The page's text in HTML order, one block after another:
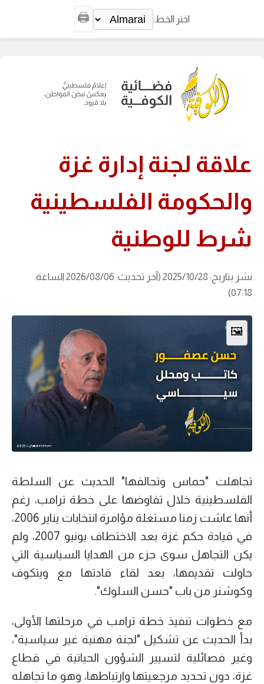
اختر الخط: 🖨️
علاقة لجنة إدارة غزة
والحكومة الفلسطينية
شرط للوطنية
نشر بتاريخ: 2025/10/28 (آخر تحديث: 2026/08/06 الساعة:
07:18)
🖼️
تجاهلت "حماس وتحالفها" الحديث عن السلطة
الفلسطينية خلال تفاوضها على خطة ترامب، رغم
أنها عاشت زمنا مستغلة مؤامرة انتخابات يناير 2006،
في قيادة حكم غزة بعد الاختطاف يونيو 2007، ولم
يكن التجاهل سوى جزء من الهدايا السياسية التي
حاولت تقديمها، بعد لقاء قادتها مع ويتكوف
وكوشنر من باب "حسن السلوك".
مع خطوات تنفيذ خطة ترامب في مرحلتها الأولى،
بدأ الحديث عن تشكيل "لجنة مهنية غير سياسية"،
وغير فصائلية لتسيير الشؤون الحياتية في قطاع
غزة، دون تحديد مرجعيتها وارتباطها، وهو ما تجاهله